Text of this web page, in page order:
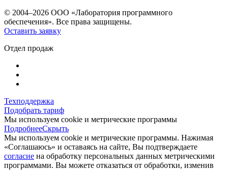
© 2004–2026 ООО «Лаборатория программного
обеспечения». Все права защищены.
Оставить заявку
Отдел продаж
Техподдержка
Подобрать тариф
Мы используем cookie и метрические программы
ПодробнееСкрыть
Мы используем cookie и метрические программы. Нажимая
«Соглашаюсь» и оставаясь на сайте, Вы подтверждаете
согласие на обработку персональных данных метрическими
программами. Вы можете отказаться от обработки, изменив